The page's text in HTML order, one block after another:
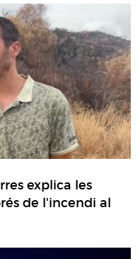
explica les
de l'incendi al